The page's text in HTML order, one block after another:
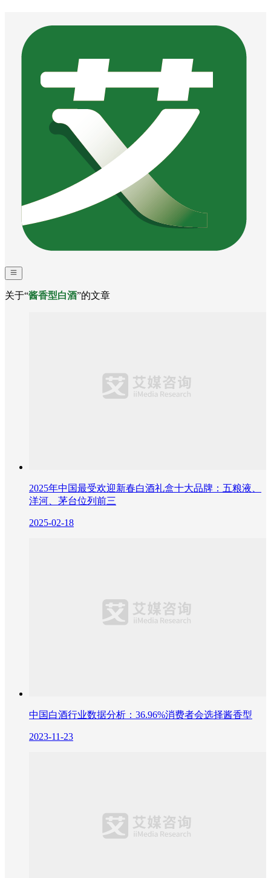
关于“酱香型白酒”的文章
2025年中国最受欢迎新春白酒礼盒十大品牌：五粮液、
洋河、茅台位列前三
2025-02-18
中国白酒行业数据分析：36.96%消费者会选择酱香型
2023-11-23